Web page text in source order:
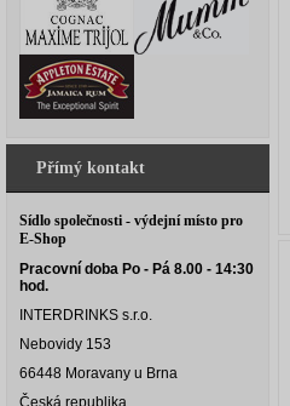
Přímý kontakt
Sídlo společnosti - výdejní místo pro
E-Shop
Pracovní doba Po - Pá 8.00 - 14:30
hod.
INTERDRINKS s.r.o.
Nebovidy 153
66448 Moravany u Brna
Česká republika